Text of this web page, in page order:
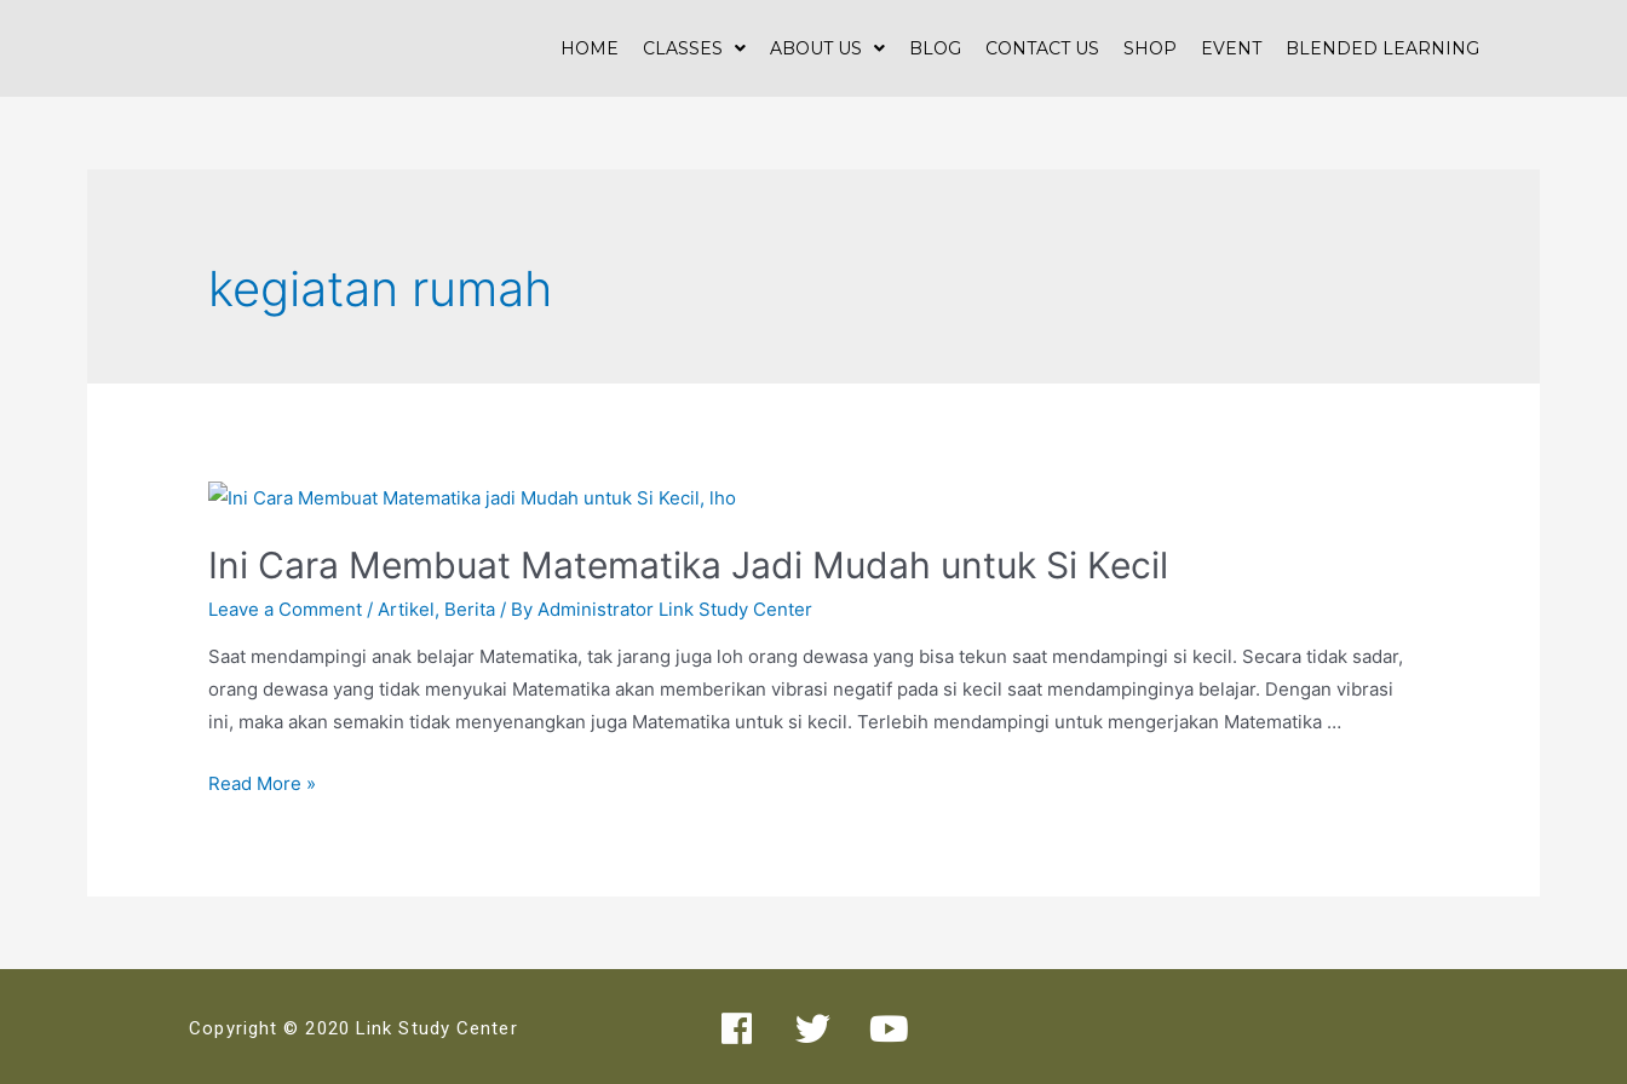
HOME CLASSES ABOUT US BLOG CONTACT US SHOP EVENT BLENDED LEARNING
kegiatan rumah
Ini Cara Membuat Matematika Jadi Mudah untuk Si Kecil
Leave a Comment /Artikel, Berita / ByAdministrator Link Study Center
Saat mendampingi anak belajar Matematika, tak jarang juga loh orang dewasa yang bisa tekun saat mendampingi si kecil. Secara tidak sadar,
orang dewasa yang tidak menyukai Matematika akan memberikan vibrasi negatif pada si kecil saat mendampinginya belajar. Dengan vibrasi
ini, maka akan semakin tidak menyenangkan juga Matematika untuk si kecil. Terlebih mendampingi untuk mengerjakan Matematika …
Read More »
Copyright © 2020 Link Study Center